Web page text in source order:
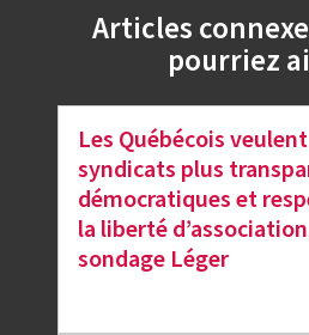
Articles
pourriez
Les Québécois
syndicats plus
démocratiques et
la liberté
sondage Léger